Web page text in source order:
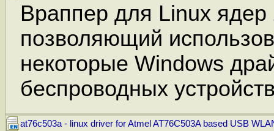
Враппер для Linux ядер
позволяющий
некоторые Windows
беспроводных
at76c503a - linux driver for Atmel AT76C503A based USB